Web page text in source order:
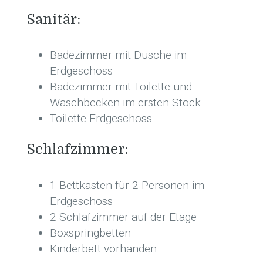
Sanitär:
Badezimmer mit Dusche im
Erdgeschoss
Badezimmer mit Toilette und
Waschbecken im ersten Stock
Toilette Erdgeschoss
Schlafzimmer:
1 Bettkasten für 2 Personen im
Erdgeschoss
2 Schlafzimmer auf der Etage
Boxspringbetten
Kinderbett vorhanden.